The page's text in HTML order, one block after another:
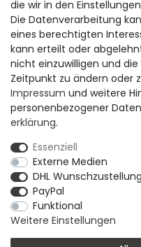
Versand
AGB
© Copyright M.
die wir in den
Die Datenverarbeitung
eines berechtigten
kann erteilt oder
nicht einzuwilligen und
Zeitpunkt zu ändern oder
Impressum und weitere
personenbezogener
erklärung.
Essenziell
Externe Medien
DHL Wunschzustellung
PayPal
Funktional
Weitere Einstellungen